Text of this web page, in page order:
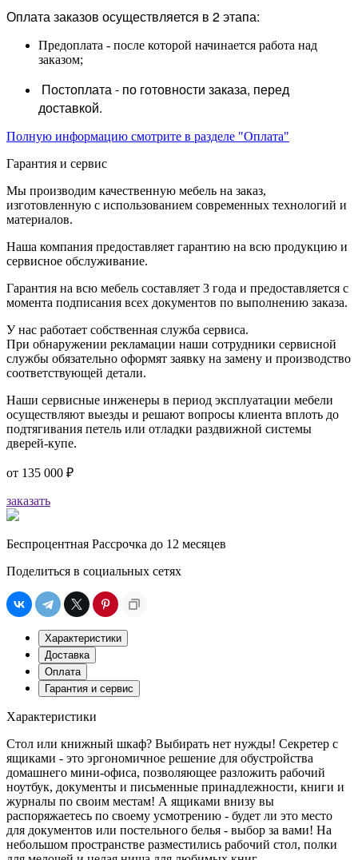
Оплата заказов осуществляется в 2 этапа:
Предоплата - после которой начинается работа над
заказом;
Постоплата - по готовности заказа, перед
доставкой.
Полную информацию смотрите в разделе "Оплата"
Гарантия и сервис
Мы производим качественную мебель на заказ,
изготовленную с использованием современных технологий и
материалов.
Наша компания предоставляет гарантию на всю продукцию и
сервисное обслуживание.
Гарантия на всю мебель составляет 3 года и предоставляется с
момента подписания всех документов по выполнению заказа.
У нас работает собственная служба сервиса.
При обнаружении рекламации наши сотрудники сервисной
службы обязательно оформят заявку на замену и производство
соответствующей детали.
Наши сервисные инженеры в период эксплуатации мебели
осуществляют выезды и решают вопросы клиента вплоть до
подтягивания петель или отладки раздвижной системы
дверей-купе.
от 135 000 ₽
заказать
Беспроцентная Рассрочка до 12 месяцев
Поделиться в социальных сетях
Характеристики
Доставка
Оплата
Гарантия и сервис
Характеристики
Стол или книжный шкаф? Выбирать нет нужды! Секретер с
ящиками - это эргономичное решение для обустройства
домашнего мини-офиса, позволяющее разложить рабочий
ноутбук, документы и письменные принадлежности, книги и
журналы по своим местам! А ящиками внизу вы
распоряжаетесь по своему усмотрению - будет ли это место
для документов или постельного белья - выбор за вами! На
небольшом пространстве разместились рабочий стол, полки